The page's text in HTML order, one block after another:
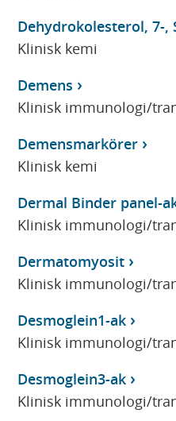
Dehydrokolesterol, 7-,
Klinisk kemi
Demens
Klinisk immunologi/
Demensmarkörer
Klinisk kemi
Dermal Binder panel-
Klinisk immunologi/
Dermatomyosit
Klinisk immunologi/
Desmoglein1-ak
Klinisk immunologi/
Desmoglein3-ak
Klinisk immunologi/